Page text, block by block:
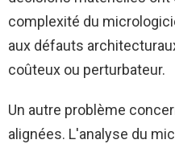
complexité du
aux défauts
coûteux ou perturbateur.
Un autre problème
alignées. L'analyse du